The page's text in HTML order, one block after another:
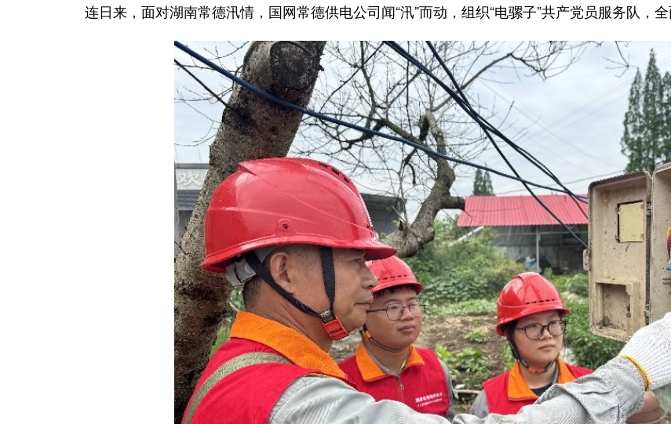
连日来，面对湖南常德汛情，国网常德供电公司闻“汛”而动，组织“电骡子”共产党员服务队，全